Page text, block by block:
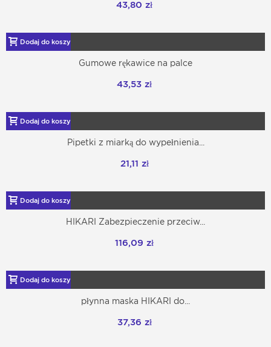
43,80 zł
Dodaj do koszyka
Gumowe rękawice na palce
43,53 zł
Dodaj do koszyka
Pipetki z miarką do wypełnienia...
21,11 zł
Dodaj do koszyka
HIKARI Zabezpieczenie przeciw...
116,09 zł
Dodaj do koszyka
płynna maska HIKARI do...
37,36 zł